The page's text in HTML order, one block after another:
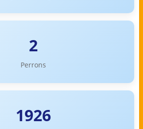
2
Perrons
1926